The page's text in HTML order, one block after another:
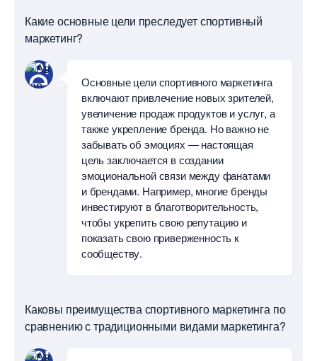
Какие основные цели преследует спортивный
маркетинг?
Основные цели спортивного маркетинга
ключают привлечение новых зрителей,
увеличение продаж продуктов и услуг, а
также укрепление бренда. Но важно не
забывать об эмоциях — настоящая
цель заключается в создании
эмоциональной связи между фанатами
и брендами. Например, многие бренды
инвестируют в благотворительность,
чтобы укрепить свою репутацию и
показать свою приверженность к
сообществу.
Каковы преимущества спортивного маркетинга по
сравнению с традиционными видами маркетинга?